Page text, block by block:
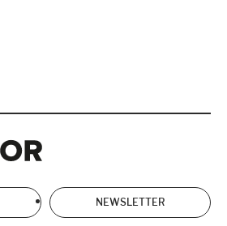
NEWSLETTER